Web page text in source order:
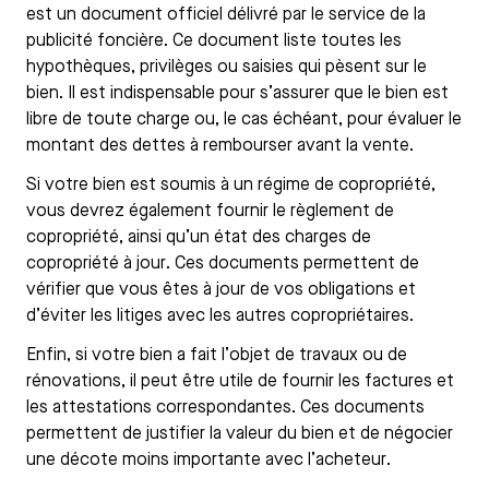
est un document officiel délivré par le service de la
publicité foncière. Ce document liste toutes les
hypothèques, privilèges ou saisies qui pèsent sur le
bien. Il est indispensable pour s’assurer que le bien est
libre de toute charge ou, le cas échéant, pour évaluer le
montant des dettes à rembourser avant la vente.
Si votre bien est soumis à un régime de copropriété,
vous devrez également fournir le règlement de
copropriété, ainsi qu’un état des charges de
copropriété à jour. Ces documents permettent de
vérifier que vous êtes à jour de vos obligations et
d’éviter les litiges avec les autres copropriétaires.
Enfin, si votre bien a fait l’objet de travaux ou de
rénovations, il peut être utile de fournir les factures et
les attestations correspondantes. Ces documents
permettent de justifier la valeur du bien et de négocier
une décote moins importante avec l’acheteur.